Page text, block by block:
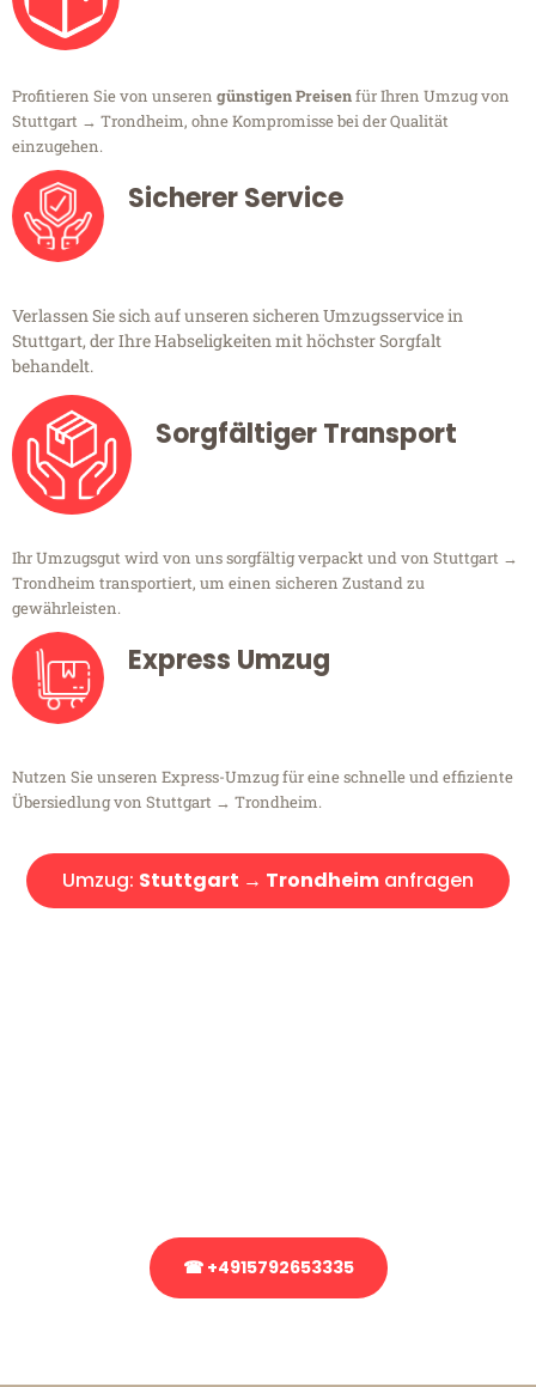
Profitieren Sie von unseren günstigen Preisenfür Ihren Umzug von
Stuttgart → Trondheim, ohne Kompromisse bei der Qualität
einzugehen.
Sicherer Service
Verlassen Sie sich auf unseren sicheren Umzugsservice in
Stuttgart, der Ihre Habseligkeiten mit höchster Sorgfalt
behandelt.
Sorgfältiger Transport
Ihr Umzugsgut wird von uns sorgfältig verpackt und von Stuttgart →
Trondheim transportiert, um einen sicheren Zustand zu
gewährleisten.
Express Umzug
Nutzen Sie unseren Express-Umzug für eine schnelle und effiziente
Übersiedlung von Stuttgart → Trondheim.
Umzug: Stuttgart → Trondheim anfragen
☎ +4915792653335